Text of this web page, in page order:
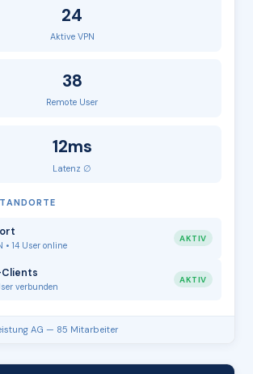
24
Aktive VPN
38
Remote User
12ms
Latenz ∅
• 14 User online
AKTIV
verbunden
AKTIV
AG — 85 Mitarbeiter